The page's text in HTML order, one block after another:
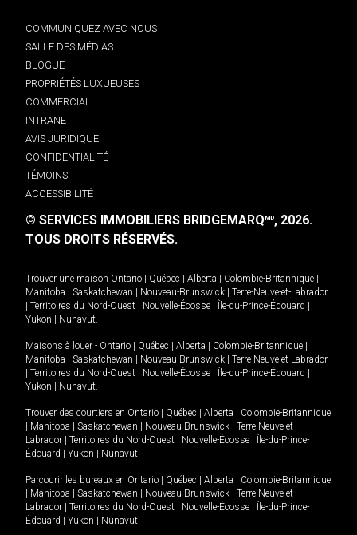
COMMUNIQUEZ AVEC NOUS
SALLE DES MÉDIAS
BLOGUE
PROPRIÉTÉS LUXUEUSES
COMMERCIAL
INTRANET
AVIS JURIDIQUE
CONFIDENTIALITÉ
TÉMOINS
ACCESSIBILITÉ
© SERVICES IMMOBILIERS BRIDGEMARQMD, 2026.
TOUS DROITS RÉSERVÉS.
Trouver une maison Ontario | Québec | Alberta | Colombie-Britannique |
Manitoba | Saskatchewan | Nouveau-Brunswick | Terre-Neuve-et-Labrador
| Territoires du Nord-Ouest | Nouvelle-Écosse | Île-du-Prince-Édouard |
Yukon | Nunavut
Maisons à louer - Ontario | Québec | Alberta | Colombie-Britannique |
Manitoba | Saskatchewan | Nouveau-Brunswick | Terre-Neuve-et-Labrador
| Territoires du Nord-Ouest | Nouvelle-Écosse | Île-du-Prince-Édouard |
Yukon | Nunavut
Trouver des courtiers en Ontario | Québec | Alberta | Colombie-Britannique
| Manitoba | Saskatchewan | Nouveau-Brunswick | Terre-Neuve-et-
Labrador | Territoires du Nord-Ouest | Nouvelle-Écosse | Île-du-Prince-
Édouard | Yukon | Nunavut
Parcourir les bureaux en Ontario | Québec | Alberta | Colombie-Britannique
| Manitoba | Saskatchewan | Nouveau-Brunswick | Terre-Neuve-et-
Labrador | Territoires du Nord-Ouest | Nouvelle-Écosse | Île-du-Prince-
Édouard | Yukon | Nunavut